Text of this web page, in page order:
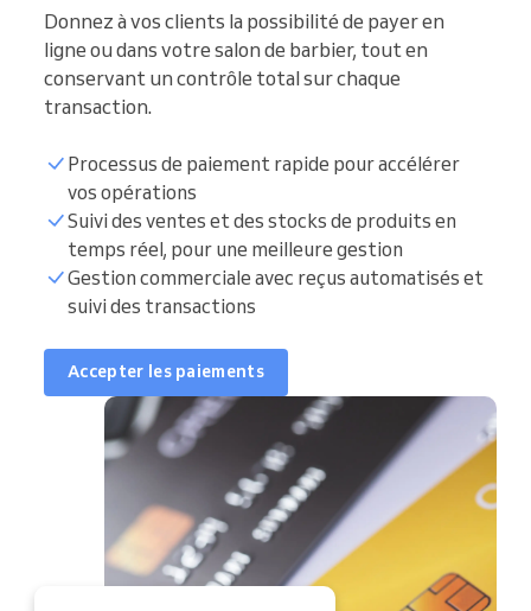
Donnez à vos clients la possibilité de payer en
ligne ou dans votre salon de barbier, tout en
conservant un contrôle total sur chaque
transaction.
Processus de paiement rapide pour accélérer
vos opérations
Suivi des ventes et des stocks de produits en
temps réel, pour une meilleure gestion
Gestion commerciale avec reçus automatisés et
suivi des transactions
Accepter les paiements